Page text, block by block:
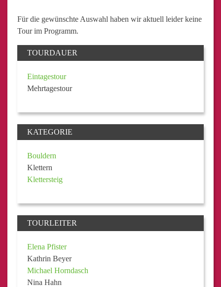
Für die gewünschte Auswahl haben wir aktuell leider keine
Tour im Programm.
TOURDAUER
Eintagestour
Mehrtagestour
KATEGORIE
Bouldern
Klettern
Klettersteig
TOURLEITER
Elena Pfister
Kathrin Beyer
Michael Horndasch
Nina Hahn